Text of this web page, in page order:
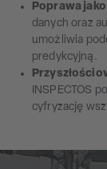
Poprawa
danych oraz
umożliwia
predykcyjną.
INSPECTOS
cyfryzację